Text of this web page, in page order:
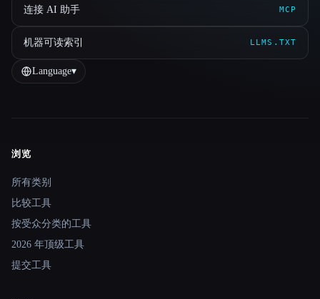
连接 AI 助手 MCP
机器可读索引 LLMS.TXT
Language▾
Site navigation
浏览
所有类别
比较工具
按受众分类的工具
2026 年顶级工具
提交工具